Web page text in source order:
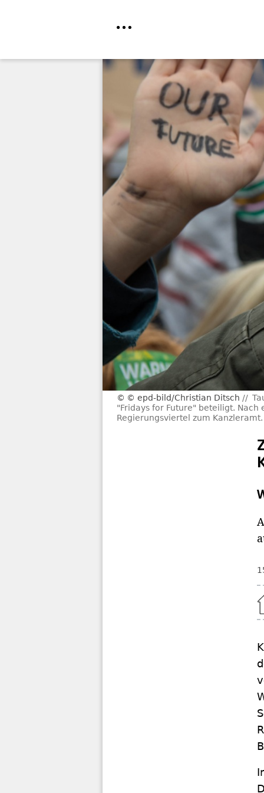
© epd-bild/Christian Ditsch
"Fridays for Future" beteiligt.
Regierungsviertel zum Kanzleramt.